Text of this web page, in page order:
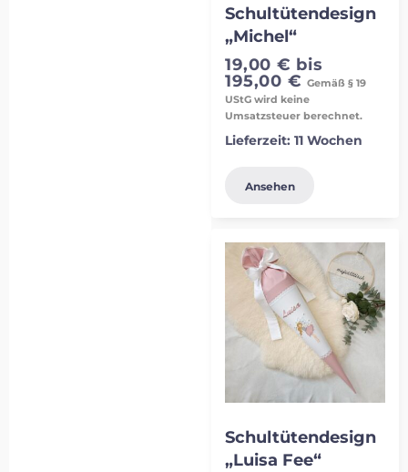
Schultütendesign
„Michel“
19,00 € bis
195,00 € Gemäß § 19
UStG wird keine
Umsatzsteuer berechnet.
Lieferzeit:11 Wochen
Ansehen
Schultütendesign
„Luisa Fee“